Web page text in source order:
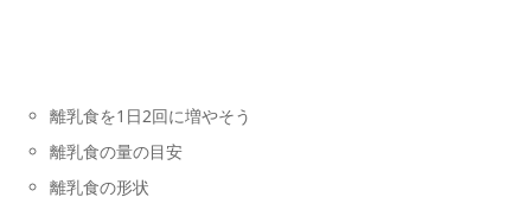
離乳食を1日2回に増やそう
離乳食の量の目安
離乳食の形状